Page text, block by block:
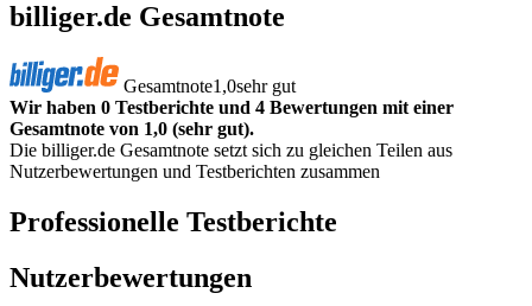
billiger.de Gesamtnote
Gesamtnote1,0sehr gut
Wir haben 0 Testberichte und 4 Bewertungen mit einer
Gesamtnote von 1,0 (sehr gut).
Die billiger.de Gesamtnote setzt sich zu gleichen Teilen aus
Nutzerbewertungen und Testberichten zusammen
Professionelle Testberichte
Nutzerbewertungen